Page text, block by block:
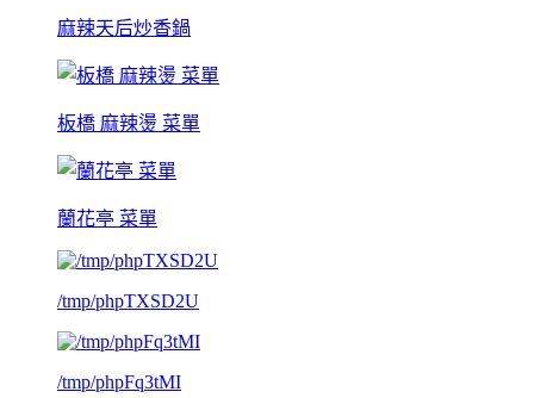
麻辣天后炒香鍋
板橋 麻辣燙 菜單
蘭花亭 菜單
/tmp/phpTXSD2U
/tmp/phpFq3tMI